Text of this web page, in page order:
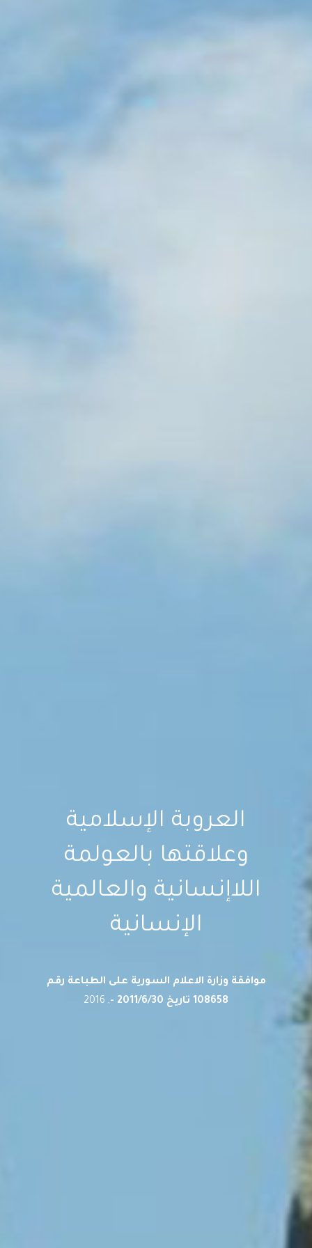
العروبة الإسلامية
وعلاقتها بالعولمة
اللاإنسانية والعالمية
الإنسانية
موافقة وزارة الاعلام السورية على الطباعة رقم
108658 تاريخ 2011/6/30 -
, 2016